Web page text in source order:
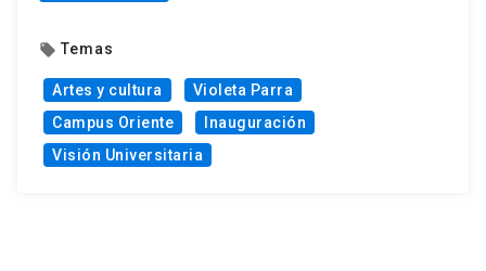
local_offer Temas
Artes y cultura
Violeta Parra
Campus Oriente
Inauguración
Visión Universitaria